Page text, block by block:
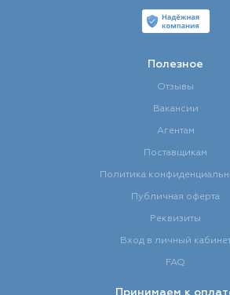
Полезное
Отзывы
Вакансии
Агентам
Поставщикам
Политика
Публичная оферта
Реквизиты
Вход в личный
FAQ
Принимаем к